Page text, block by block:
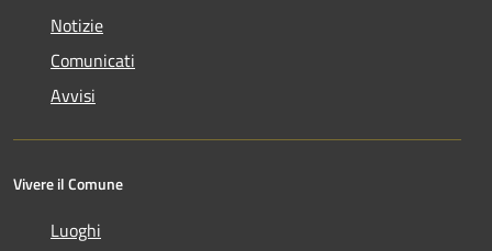
Notizie
Comunicati
Avvisi
Vivere il Comune
Luoghi